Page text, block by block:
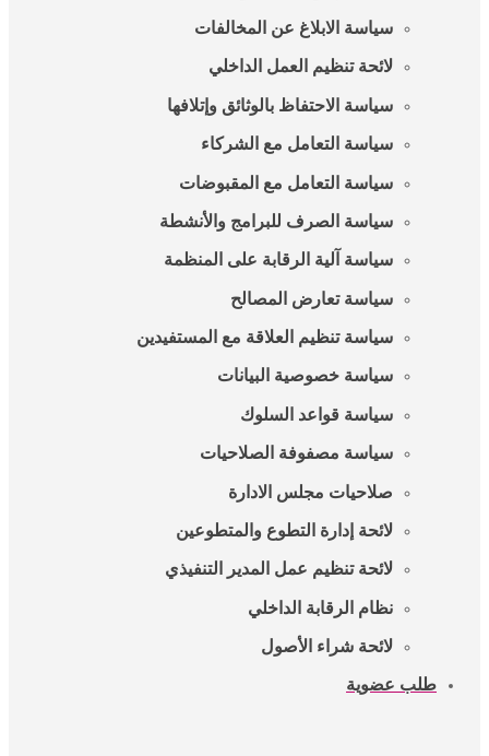
سياسة الابلاغ عن المخالفات
لائحة تنظيم العمل الداخلي
سياسة الاحتفاظ بالوثائق وإتلافها
سياسة التعامل مع الشركاء
سياسة التعامل مع المقبوضات
سياسة الصرف للبرامج والأنشطة
سياسة آلية الرقابة على المنظمة
سياسة تعارض المصالح
سياسة تنظيم العلاقة مع المستفيدين
سياسة خصوصية البيانات
سياسة قواعد السلوك
سياسة مصفوفة الصلاحيات
صلاحيات مجلس الادارة
لائحة إدارة التطوع والمتطوعين
لائحة تنظيم عمل المدير التنفيذي
نظام الرقابة الداخلي
لائحة شراء الأصول
طلب عضوية